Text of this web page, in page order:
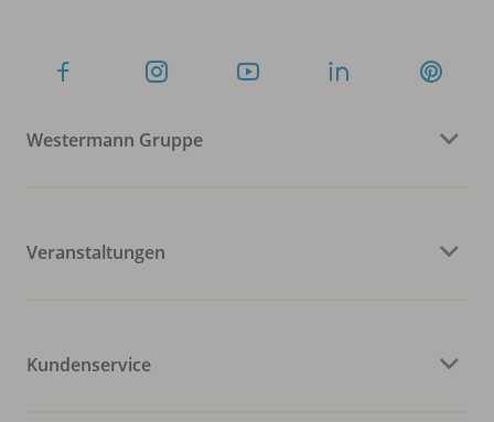
Westermann Gruppe
Veranstaltungen
Kundenservice